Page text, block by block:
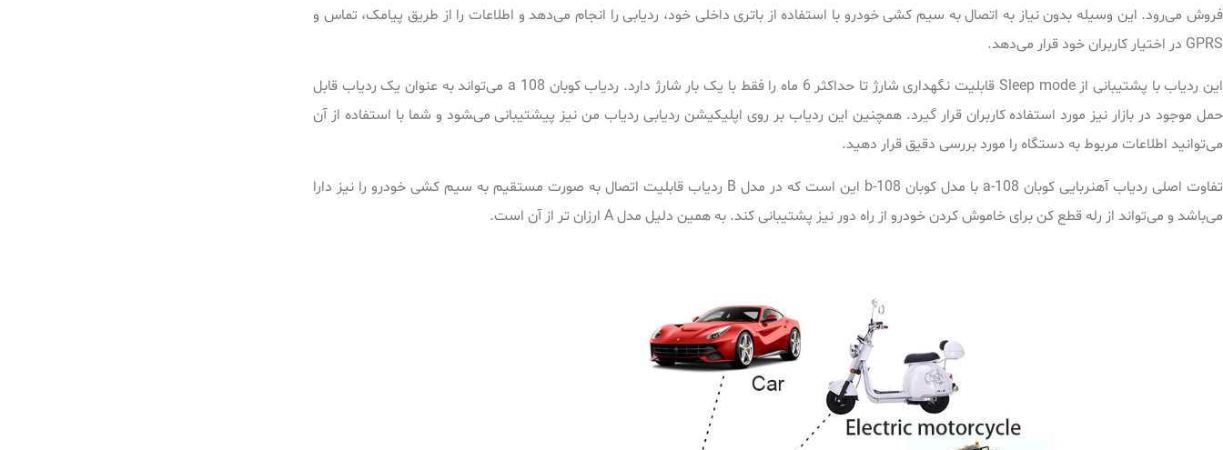
فروش می‌رود. این وسیله بدون نیاز به اتصال به سیم کشی خودرو با استفاده از باتری داخلی خود، ردیابی را انجام می‌دهد و اطلاعات را از طریق پیامک، تماس و
GPRS در اختیار کاربران خود قرار می‌دهد.
این ردیاب با پشتیبانی از Sleep mode قابلیت نگهداری شارژ تا حداکثر 6 ماه را فقط با یک بار شارژ دارد. ردیاب کوبان 108 a می‌تواند به عنوان یک ردیاب قابل
حمل موجود در بازار نیز مورد استفاده کاربران قرار گیرد. همچنین این ردیاب بر روی اپلیکیشن ردیابی ردیاب من نیز پیشتیبانی ‌می‌‍شود و شما با استفاده از آن
می‌توانید اطلاعات مربوط به دستگاه را مورد بررسی دقیق قرار دهید.
تفاوت اصلی ردیاب آهنربایی کوبان 108-a با مدل کوبان 108-b این است که در مدل B ردیاب قابلیت اتصال به صورت مستقیم به سیم کشی خودرو را نیز دارا
می‌باشد و می‌تواند از رله قطع کن برای خاموش کردن خودرو از راه دور نیز پشتیبانی کند. به همین دلیل مدل A ارزان تر از آن است.